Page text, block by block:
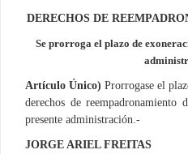
DERECHOS DE
Se prorroga el plazo de
Artículo Único)Prorrogase el
derechos de
presente administración.-
JORGE